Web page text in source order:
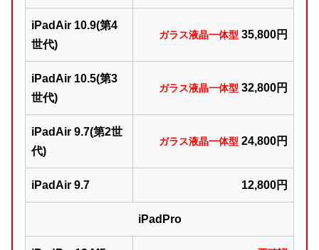
iPadAir 10.9(第4
世代)
ガラス液晶一体型 35,800円
iPadAir 10.5(第3
世代)
ガラス液晶一体型 32,800円
iPadAir 9.7(第2世
代)
ガラス液晶一体型 24,800円
iPadAir 9.7 12,800円
iPadPro